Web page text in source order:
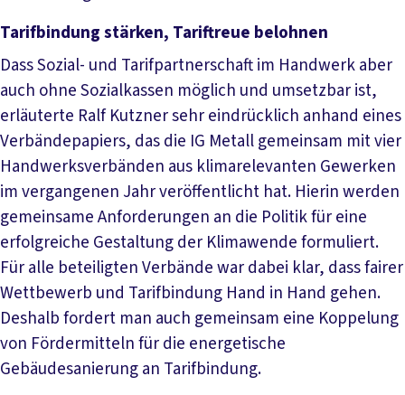
Tarifbindung stärken, Tariftreue belohnen
Dass Sozial- und Tarifpartnerschaft im Handwerk aber
auch ohne Sozialkassen möglich und umsetzbar ist,
erläuterte Ralf Kutzner sehr eindrücklich anhand eines
Verbändepapiers, das die IG Metall gemeinsam mit vier
Handwerksverbänden aus klimarelevanten Gewerken
im vergangenen Jahr veröffentlicht hat. Hierin werden
gemeinsame Anforderungen an die Politik für eine
erfolgreiche Gestaltung der Klimawende formuliert.
Für alle beteiligten Verbände war dabei klar, dass fairer
Wettbewerb und Tarifbindung Hand in Hand gehen.
Deshalb fordert man auch gemeinsam eine Koppelung
von Fördermitteln für die energetische
Gebäudesanierung an Tarifbindung.